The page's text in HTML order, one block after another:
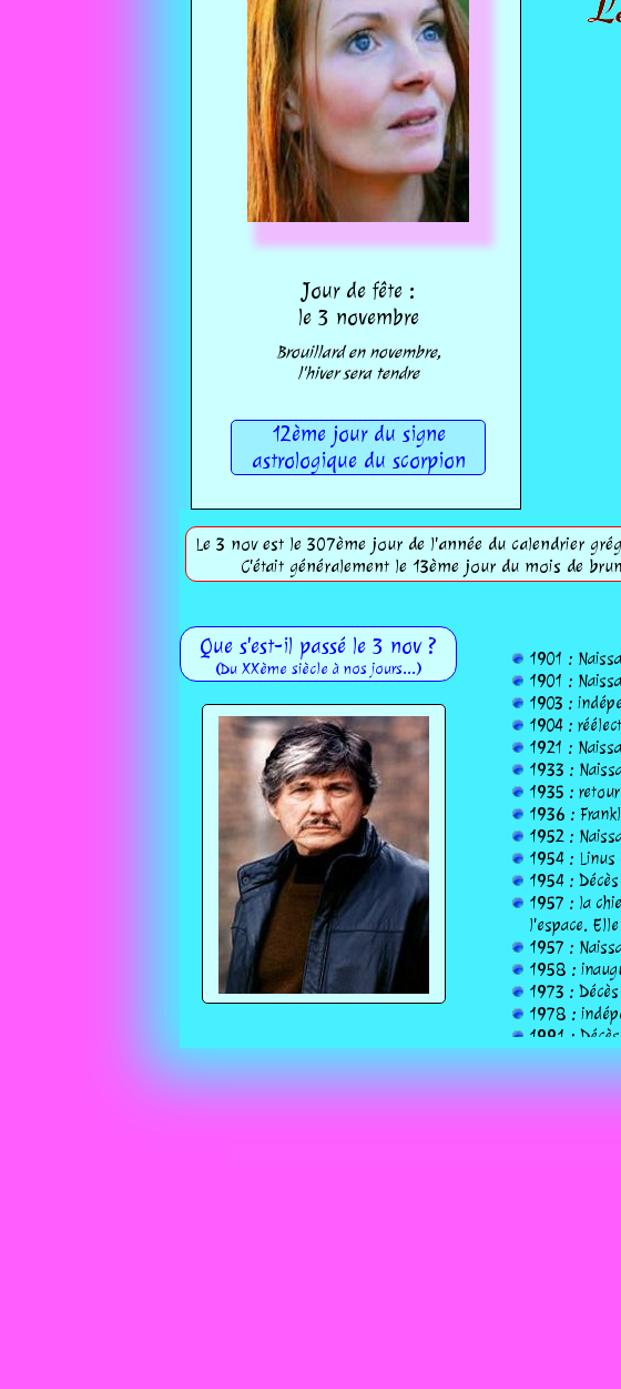
Jour de fête :
le 3 novembre
Brouillard en novembre,
l'hiver sera tendre
12ème jour du signe
astrologique du scorpion
Le 3 nov est le 307ème jour de l'année du calendrier
C'était généralement le 13ème jour du mois de
Que s'est-il passé le 3 nov ?
(Du XXème siècle à nos jours...)
1901 :
1901 :
1903 :
1904 :
1921 :
1933 :
1935 : retour
1936 :
1952 :
1954 : Linus
1954 :
1957 : la
l'espace.
1957 :
1958 :
1973 :
1978 :
1991 :
1992 : Bill
2005 : le prix